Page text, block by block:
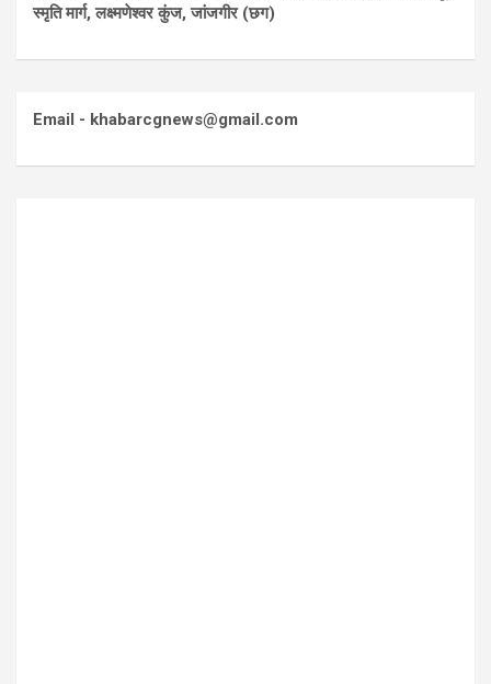
स्मृति मार्ग, लक्ष्मणेश्वर कुंज, जांजगीर (छग)
Email - khabarcgnews@gmail.com